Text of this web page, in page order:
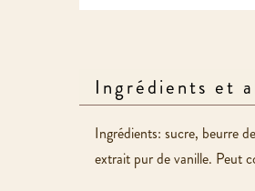
Ingrédients et
Ingrédients: sucre, beurre
extrait pur de vanille. Peut